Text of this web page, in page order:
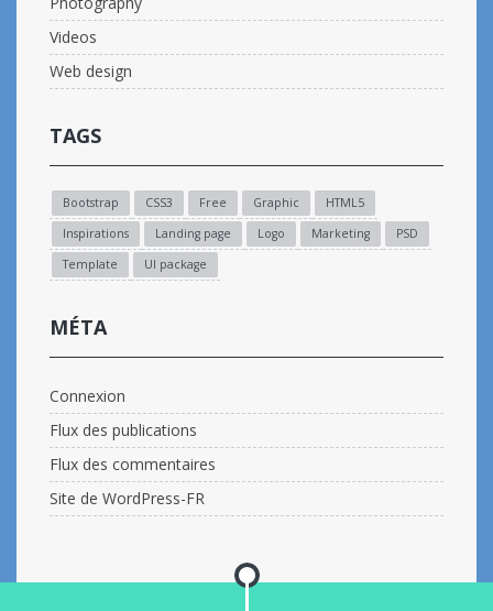
Videos
Web design
TAGS
Bootstrap CSS3 Free Graphic
HTML5
Inspirations
Landing page Logo Marketing
PSD
Template
UI package
MÉTA
Connexion
Flux des publications
Flux des commentaires
Site de WordPress-FR